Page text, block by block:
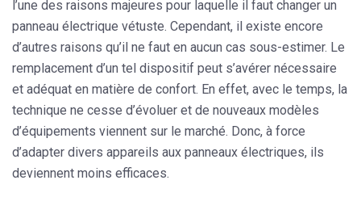
l’une des raisons majeures pour laquelle il faut changer un
panneau électrique vétuste. Cependant, il existe encore
d’autres raisons qu’il ne faut en aucun cas sous-estimer. Le
remplacement d’un tel dispositif peut s’avérer nécessaire
et adéquat en matière de confort. En effet, avec le temps, la
technique ne cesse d’évoluer et de nouveaux modèles
d’équipements viennent sur le marché. Donc, à force
d’adapter divers appareils aux panneaux électriques, ils
deviennent moins efficaces.